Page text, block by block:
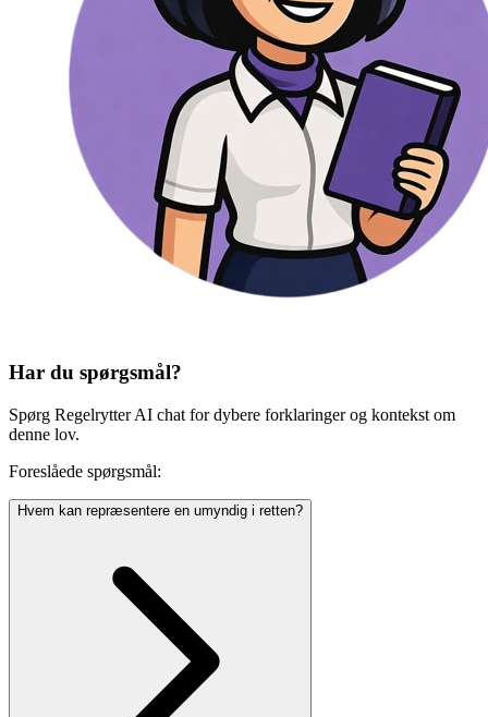
Har du spørgsmål?
Spørg Regelrytter AI chat for dybere forklaringer og kontekst om
denne lov.
Foreslåede spørgsmål:
Hvem kan repræsentere en umyndig i retten?